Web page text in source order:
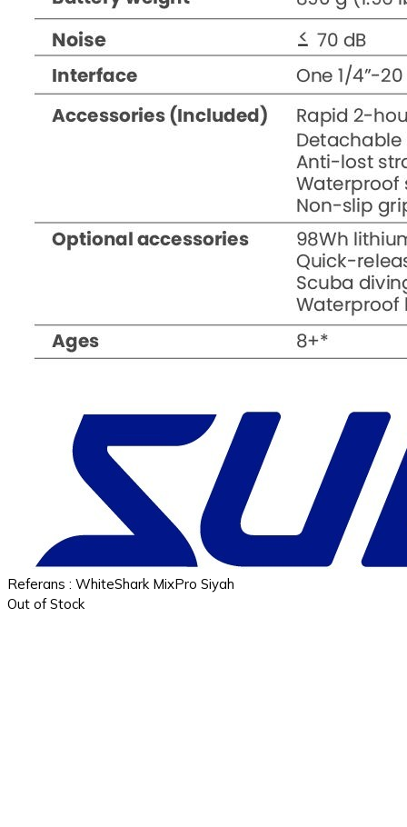
Referans : WhiteShark MixPro Siyah
Out of Stock